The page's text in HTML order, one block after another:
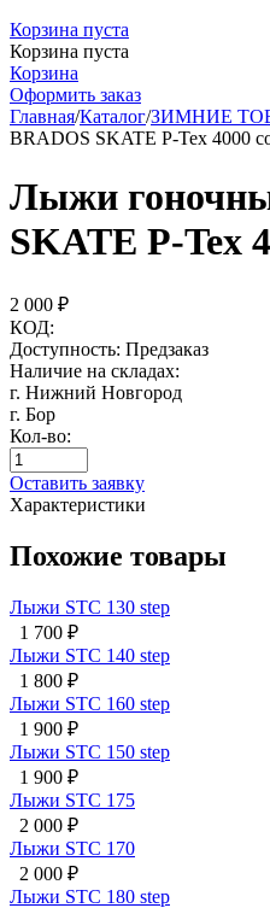
Корзина пуста
Корзина пуста
Корзина
Оформить заказ
Главная/Каталог/ЗИМНИЕ
BRADOS SKATE P-Tex 4000
Лыжи
SKATE P-Tex
2 000 ₽
КОД:
Доступность: Предзаказ
Наличие на складах:
г. Нижний Новгород
г. Бор
Кол-во:
Оставить заявку
Характеристики
Похожие товары
Лыжи STC 130 step
1 700 ₽
Лыжи STC 140 step
1 800 ₽
Лыжи STC 160 step
1 900 ₽
Лыжи STC 150 step
1 900 ₽
Лыжи STC 175
2 000 ₽
Лыжи STC 170
2 000 ₽
Лыжи STC 180 step